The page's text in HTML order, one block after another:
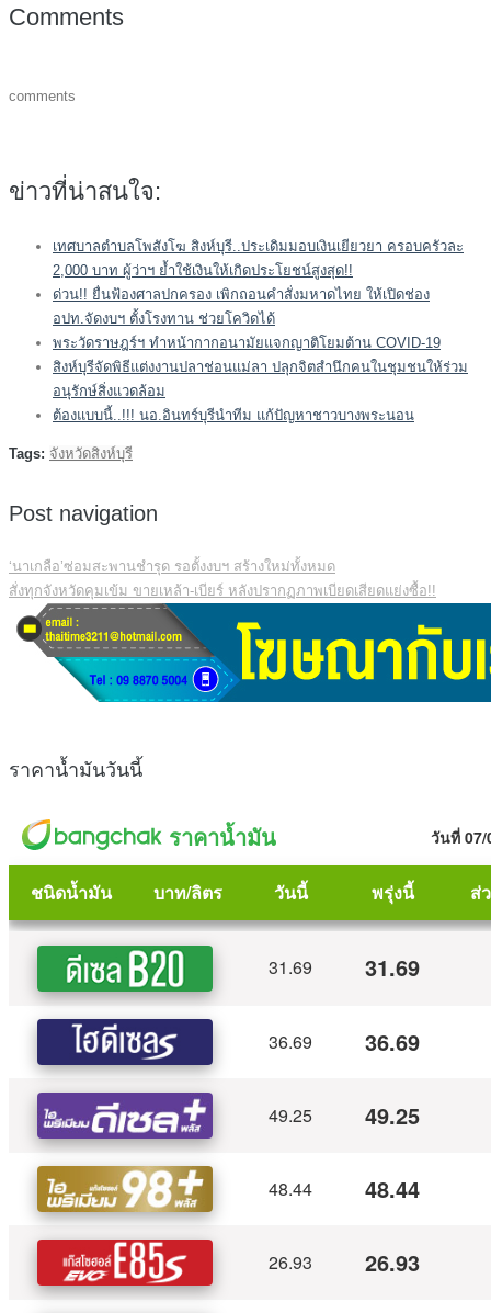
Comments
comments
ข่าวที่น่าสนใจ:
เทศบาลตำบลโพสังโฆ สิงห์บุรี..ประเดิมมอบเงินเยียวยา ครอบครัวละ
2,000 บาท ผู้ว่าฯ ย้ำใช้เงินให้เกิดประโยชน์สูงสุด!!
ด่วน!! ยื่นฟ้องศาลปกครอง เพิกถอนคำสั่งมหาดไทย ให้เปิดช่อง
อปท.จัดงบฯ ตั้งโรงทาน ช่วยโควิดได้
พระวัดราษฎร์ฯ ทำหน้ากากอนามัยแจกญาติโยมต้าน COVID-19
สิงห์บุรีจัดพิธีแต่งงานปลาช่อนแม่ลา ปลุกจิตสำนึกคนในชุมชนให้ร่วม
อนุรักษ์สิ่งแวดล้อม
ต้องแบบนี้..!!! นอ.อินทร์บุรีนำทีม แก้ปัญหาชาวบางพระนอน
Tags: จังหวัดสิงห์บุรี
Post navigation
‘นาเกลือ’ซ่อมสะพานชำรุด รอตั้งงบฯ สร้างใหม่ทั้งหมด
สั่งทุกจังหวัดคุมเข้ม ขายเหล้า-เบียร์ หลังปรากฏภาพเบียดเสียดแย่งซื้อ!!
ราคาน้ำมันวันนี้